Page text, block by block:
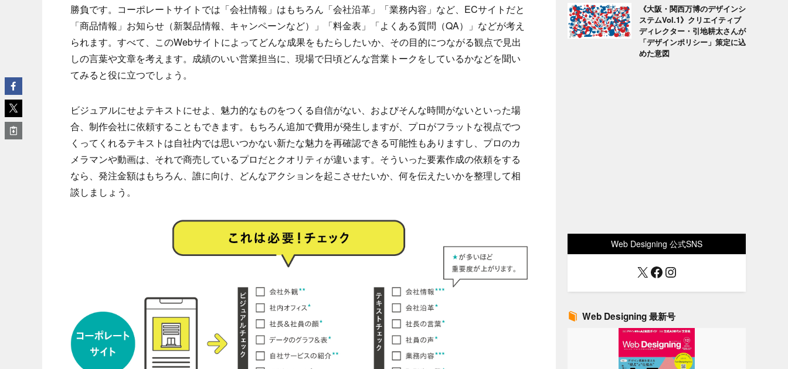
勝負です。コーポレートサイトでは「会社情報」はもちろん「会社沿革」「業務内容」など、ECサイトだと
「商品情報」お知らせ（新製品情報、キャンペーンなど）」「料金表」「よくある質問（QA）」などが考え
られます。すべて、このWebサイトによってどんな成果をもたらしたいか、その目的につながる観点で見出
しの言葉や文章を考えます。成績のいい営業担当に、現場で日頃どんな営業トークをしているかなどを聞い
てみると役に立つでしょう。
ビジュアルにせよテキストにせよ、魅力的なものをつくる自信がない、およびそんな時間がないといった場
合、制作会社に依頼することもできます。もちろん追加で費用が発生しますが、プロがフラットな視点でつ
くってくれるテキストは自社内では思いつかない新たな魅力を再確認できる可能性もありますし、プロのカ
メラマンや動画は、それで商売しているプロだとクオリティが違います。そういった要素作成の依頼をする
なら、発注金額はもちろん、誰に向け、どんなアクションを起こさせたいか、何を伝えたいかを整理して相
談しましょう。
《大阪・関西万博のデザインシ
ステムVol.1》クリエイティブ
ディレクター・引地耕太さんが
「デザインポリシー」策定に込
めた意図
Web Designing 公式SNS
X Facebook
Instagram
Web Designing 最新号